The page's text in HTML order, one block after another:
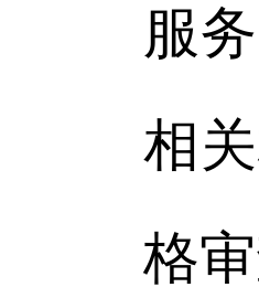
服
相
格审